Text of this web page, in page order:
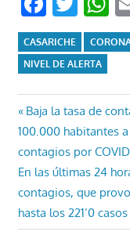
CASARICHE
NIVEL DE ALERTA
de
entradas
Entrada
anterior:
Baja la tasa de
100.000 habitantes
contagios por
Entrada
siguiente:
En las últimas 24
contagios, que
hasta los 221’0